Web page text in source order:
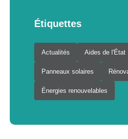
Étiquettes
Actualités Aides de l'État
Panneaux solaires
Énergies renouvelables